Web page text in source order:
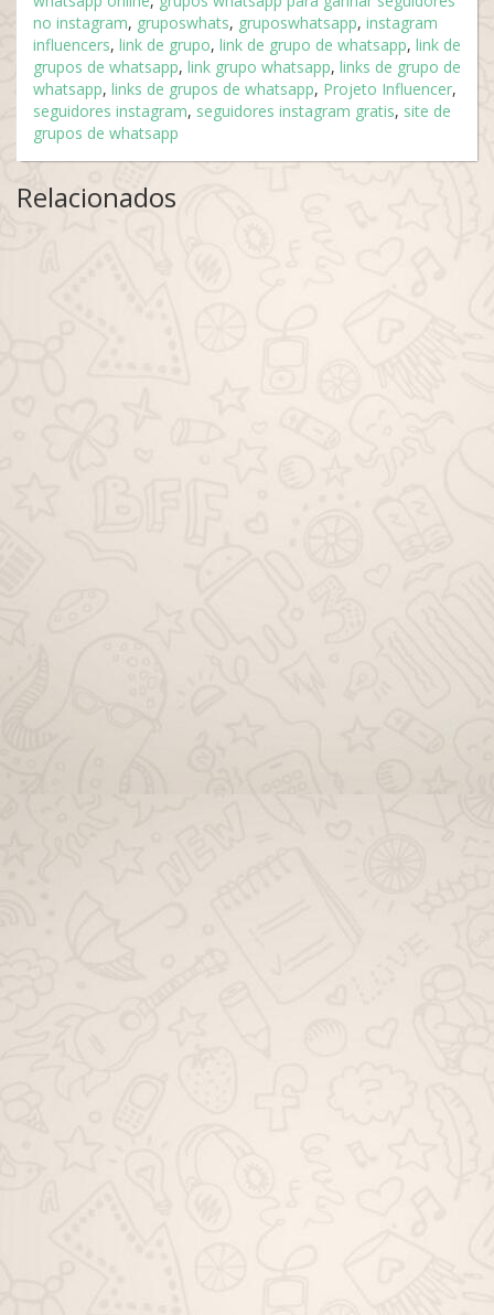
no instagram, gruposwhats, gruposwhatsapp, instagram
influencers, link de grupo, link de grupo de whatsapp, link de
grupos de whatsapp, link grupo whatsapp, links de grupo de
whatsapp, links de grupos de whatsapp, Projeto Influencer,
seguidores instagram, seguidores instagram gratis, site de
grupos de whatsapp
Relacionados